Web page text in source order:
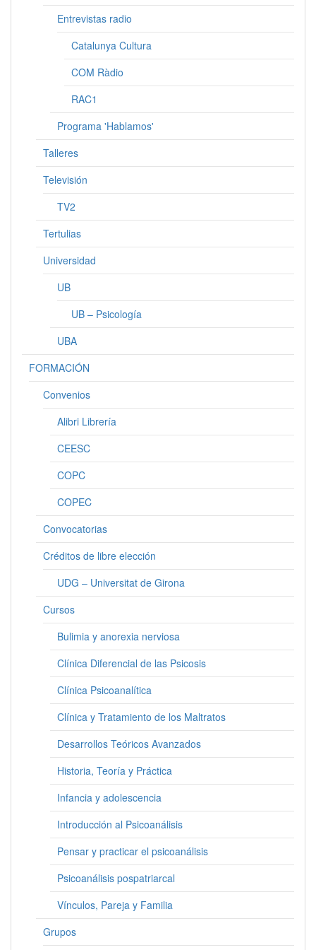
Entrevistas radio
Catalunya Cultura
COM Ràdio
RAC1
Programa 'Hablamos'
Talleres
Televisión
TV2
Tertulias
Universidad
UB
UB – Psicología
UBA
FORMACIÓN
Convenios
Alibri Librería
CEESC
COPC
COPEC
Convocatorias
Créditos de libre elección
UDG – Universitat de Girona
Cursos
Bulimia y anorexia nerviosa
Clínica Diferencial de las Psicosis
Clínica Psicoanalítica
Clínica y Tratamiento de los Maltratos
Desarrollos Teóricos Avanzados
Historia, Teoría y Práctica
Infancia y adolescencia
Introducción al Psicoanálisis
Pensar y practicar el psicoanálisis
Psicoanálisis pospatriarcal
Vínculos, Pareja y Familia
Grupos